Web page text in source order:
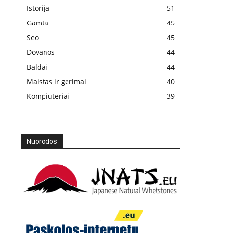
Istorija
51
Gamta
45
Seo
45
Dovanos
44
Baldai
44
Maistas ir gėrimai
40
Kompiuteriai
39
Nuorodos